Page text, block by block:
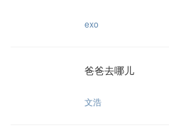
exo
爸爸去哪儿
文浩